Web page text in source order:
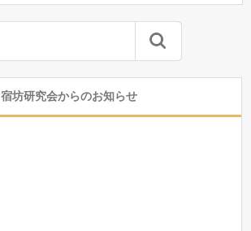
宿坊研究会からのお知らせ